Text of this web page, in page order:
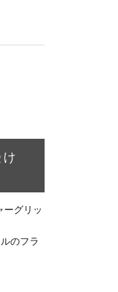
ーグリッ
のフラ